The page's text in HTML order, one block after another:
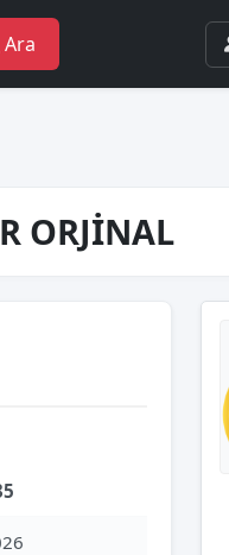
Ara
ORJİNAL